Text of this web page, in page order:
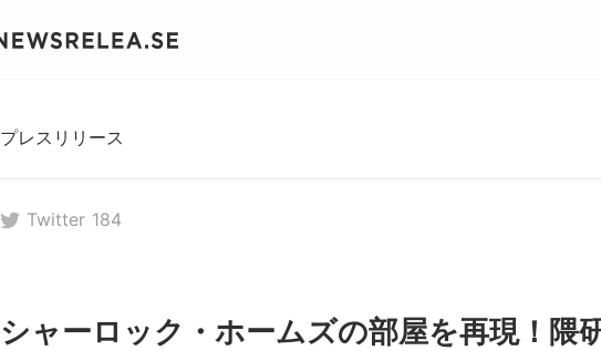
プレスリリース
Twitter 184
シャーロック・ホームズの部屋を再現！隈